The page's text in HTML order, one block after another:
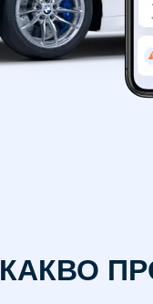
КАКВО